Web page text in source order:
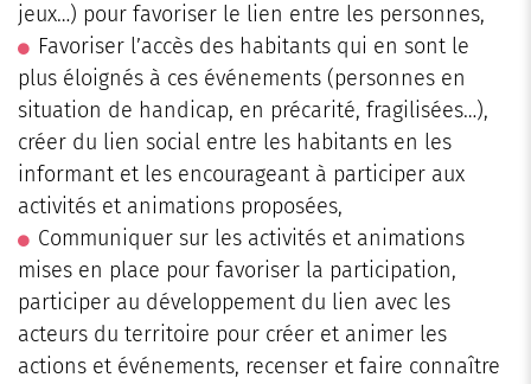
jeux…) pour favoriser le lien entre les personnes,
Favoriser l’accès des habitants qui en sont le
plus éloignés à ces événements (personnes en
situation de handicap, en précarité, fragilisées…),
créer du lien social entre les habitants en les
informant et les encourageant à participer aux
activités et animations proposées,
Communiquer sur les activités et animations
mises en place pour favoriser la participation,
participer au développement du lien avec les
acteurs du territoire pour créer et animer les
actions et événements, recenser et faire connaître